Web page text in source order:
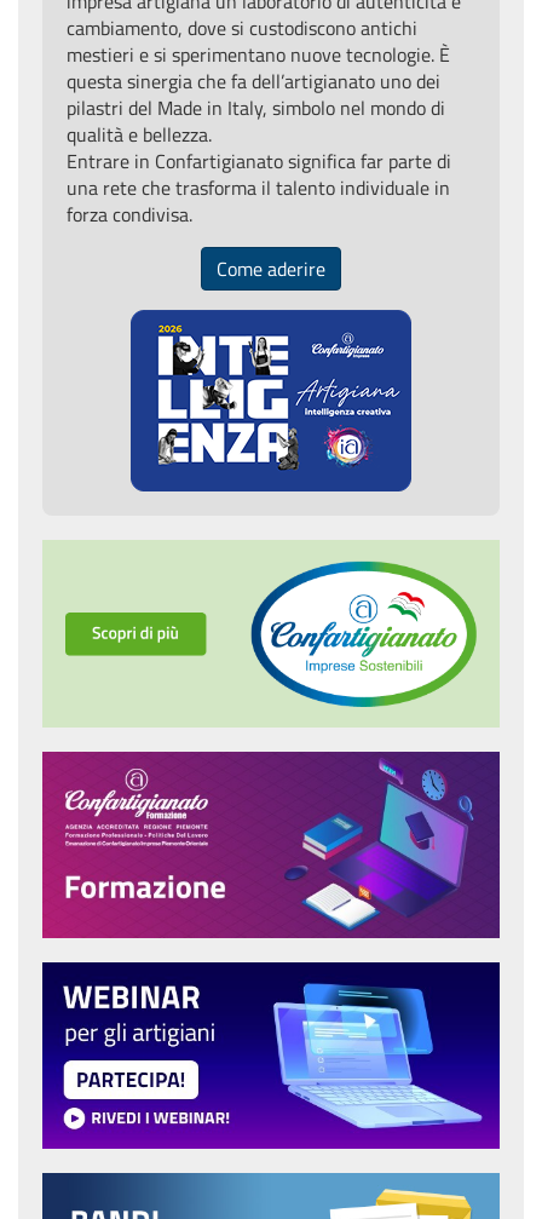
cambiamento, dove si custodiscono antichi
mestieri e si sperimentano nuove tecnologie. È
questa sinergia che fa dell’artigianato uno dei
pilastri del Made in Italy, simbolo nel mondo di
qualità e bellezza.
Entrare in Confartigianato significa far parte di
una rete che trasforma il talento individuale in
forza condivisa.
Come aderire